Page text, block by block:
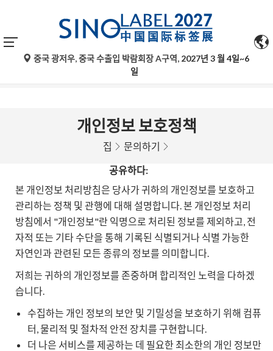
구글 번역의 자동 번역은 참고용일 뿐이며 정확하지 않을 수 있
습니다. 문의 사항은 원문을 참조하십시오.
중국 광저우, 중국 수출입 박람회장 A구역, 2027년 3 월 4일~6
일
개인정보 보호정책
집 문의하기
공유하다:
본 개인정보 처리방침은 당사가 귀하의 개인정보를 보호하고
관리하는 정책 및 관행에 대해 설명합니다. 본 개인정보 처리
방침에서 "개인정보"란 익명으로 처리된 정보를 제외하고, 전
자적 또는 기타 수단을 통해 기록된 식별되거나 식별 가능한
자연인과 관련된 모든 종류의 정보를 의미합니다.
저희는 귀하의 개인정보를 존중하며 합리적인 노력을 다하겠
습니다.
수집하는 개인 정보의 보안 및 기밀성을 보호하기 위해 컴퓨
터, 물리적 및 절차적 안전 장치를 구현합니다.
더 나은 서비스를 제공하는 데 필요한 최소한의 개인 정보만